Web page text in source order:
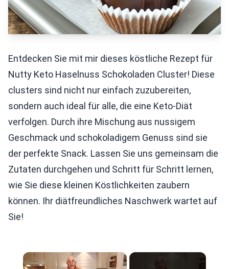
Entdecken Sie mit mir dieses köstliche Rezept für
Nutty Keto Haselnuss Schokoladen Cluster! Diese
clusters sind nicht nur einfach zuzubereiten,
sondern auch ideal für alle, die eine Keto-Diät
verfolgen. Durch ihre Mischung aus nussigem
Geschmack und schokoladigem Genuss sind sie
der perfekte Snack. Lassen Sie uns gemeinsam die
Zutaten durchgehen und Schritt für Schritt lernen,
wie Sie diese kleinen Köstlichkeiten zaubern
können. Ihr diätfreundliches Naschwerk wartet auf
Sie!
×